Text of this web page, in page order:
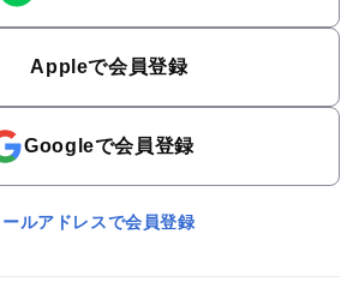
Appleで会員登録
Googleで会員登録
ールアドレスで会員登録